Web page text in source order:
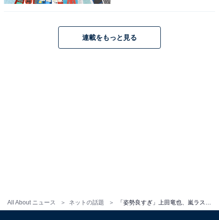
All About ニュース ネットの話題
連載をもっと見る